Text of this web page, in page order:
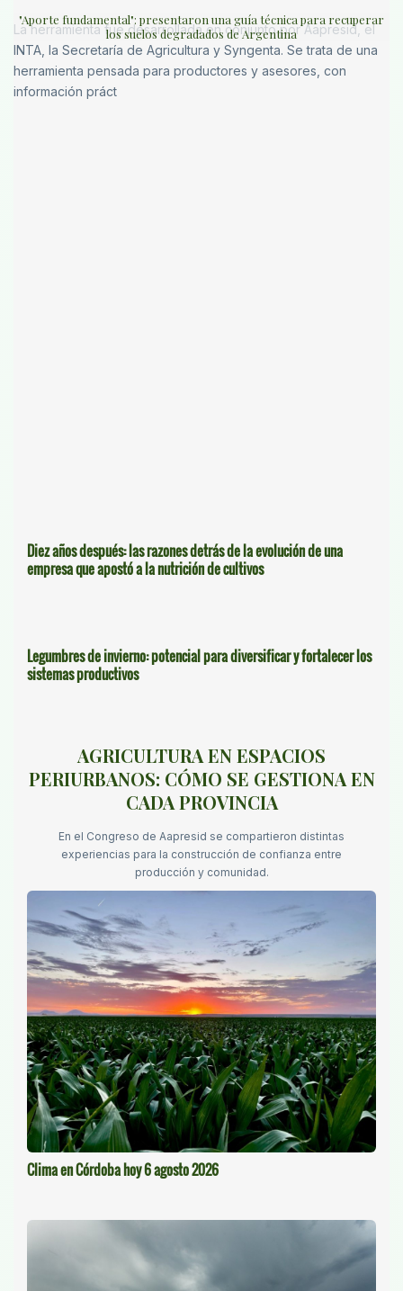
"Aporte fundamental": presentaron una guía técnica para recuperar
los suelos degradados de Argentina
La herramienta fue desarrollada en conjunto por Aapresid, el
INTA, la Secretaría de Agricultura y Syngenta. Se trata de una
herramienta pensada para productores y asesores, con
información práct
Diez años después: las razones detrás de la evolución de una
empresa que apostó a la nutrición de cultivos
Legumbres de invierno: potencial para diversificar y fortalecer los
sistemas productivos
AGRICULTURA EN ESPACIOS
PERIURBANOS: CÓMO SE GESTIONA EN
CADA PROVINCIA
En el Congreso de Aapresid se compartieron distintas
experiencias para la construcción de confianza entre
producción y comunidad.
Clima en Córdoba hoy 6 agosto 2026